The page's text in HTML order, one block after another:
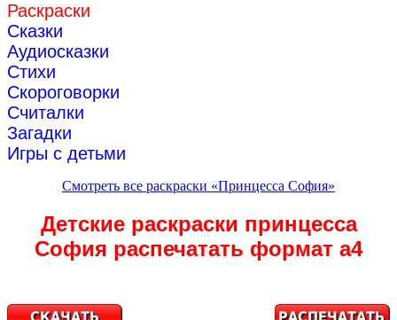
Раскраски
Сказки
Аудиосказки
Стихи
Скороговорки
Считалки
Загадки
Игры с детьми
Смотреть все раскраски «Принцесса София»
Детские раскраски принцесса
София распечатать формат а4